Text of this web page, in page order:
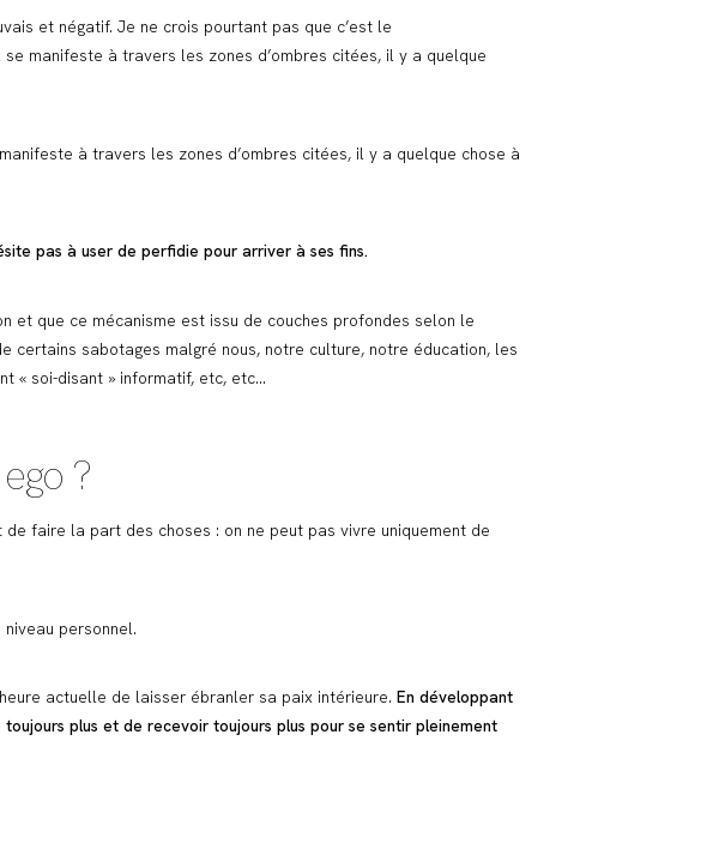
et négatif. Je ne crois pourtant pas que c’est le
manifeste à travers les zones d’ombres citées, il y a quelque
à travers les zones d’ombres citées, il y a quelque chose à
pas à user de perfidie pour arriver à ses fins.
et que ce mécanisme est issu de couches profondes selon le
certains sabotages malgré nous, notre culture, notre éducation, les
« soi-disant » informatif, etc, etc…
?
de faire la part des choses : on ne peut pas vivre uniquement de
personnel.
actuelle de laisser ébranler sa paix intérieure. En développant
plus et de recevoir toujours plus pour se sentir pleinement